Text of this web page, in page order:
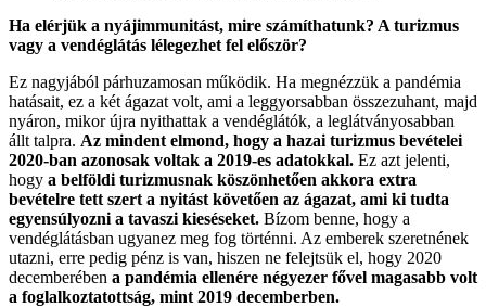
Ha elérjük a nyájimmunitást, mire számíthatunk? A turizmus
vagy a vendéglátás lélegezhet fel először?
Ez nagyjából párhuzamosan működik. Ha megnézzük a pandémia
hatásait, ez a két ágazat volt, ami a leggyorsabban összezuhant, majd
nyáron, mikor újra nyithattak a vendéglátók, a leglátványosabban
állt talpra. Az mindent elmond, hogy a hazai turizmus bevételei
2020-ban azonosak voltak a 2019-es adatokkal. Ez azt jelenti,
hogy a belföldi turizmusnak köszönhetően akkora extra
bevételre tett szert a nyitást követően az ágazat, ami ki tudta
egyensúlyozni a tavaszi kieséseket. Bízom benne, hogy a
vendéglátásban ugyanez meg fog történni. Az emberek szeretnének
utazni, erre pedig pénz is van, hiszen ne felejtsük el, hogy 2020
decemberében a pandémia ellenére négyezer fővel magasabb volt
a foglalkoztatottság, mint 2019 decemberben.